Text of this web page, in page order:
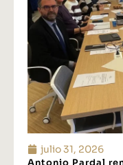
julio 31, 2026
Antonio Pardal